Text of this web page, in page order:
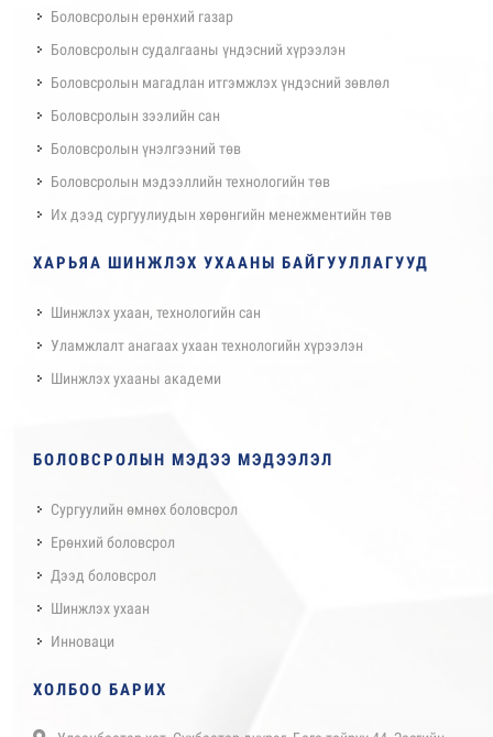
Боловсролын ерөнхий газар
Боловсролын судалгааны үндэсний хүрээлэн
Боловсролын магадлан итгэмжлэх үндэсний зөвлөл
Боловсролын зээлийн сан
Боловсролын үнэлгээний төв
Боловсролын мэдээллийн технологийн төв
Их дээд сургуулиудын хөрөнгийн менежментийн төв
ХАРЬЯА ШИНЖЛЭХ УХААНЫ БАЙГУУЛЛАГУУД
Шинжлэх ухаан, технологийн сан
Уламжлалт анагаах ухаан технологийн хүрээлэн
Шинжлэх ухааны академи
БОЛОВСРОЛЫН МЭДЭЭ МЭДЭЭЛЭЛ
Сургуулийн өмнөх боловсрол
Ерөнхий боловсрол
Дээд боловсрол
Шинжлэх ухаан
Инноваци
ХОЛБОО БАРИХ